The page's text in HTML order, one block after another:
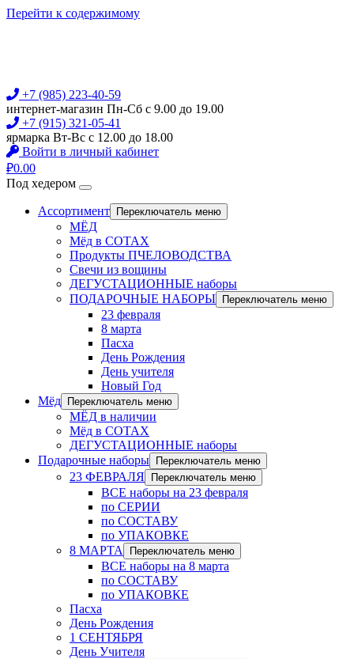
Перейти к содержимому
+7 (985) 223-40-59
интернет-магазин Пн-Сб с 9.00 до 19.00
+7 (915) 321-05-41
ярмарка Вт-Вс с 12.00 до 18.00
Войти в личный кабинет
₽0.00
Под хедером
Ассортимент Переключатель меню
МЁД
Мёд в СОТАХ
Продукты ПЧЕЛОВОДСТВА
Свечи из вощины
ДЕГУСТАЦИОННЫЕ наборы
ПОДАРОЧНЫЕ НАБОРЫ
Переключатель меню
23 февраля
8 марта
Пасха
День Рождения
День учителя
Новый Год
Мёд
Переключатель меню
МЁД в наличии
Мёд в СОТАХ
ДЕГУСТАЦИОННЫЕ наборы
Подарочные наборы
Переключатель меню
23 ФЕВРАЛЯ Переключатель меню
ВСЕ наборы на 23 февраля
по СЕРИИ
по СОСТАВУ
по УПАКОВКЕ
8 МАРТА
Переключатель меню
ВСЕ наборы на 8 марта
по СОСТАВУ
по УПАКОВКЕ
Пасха
День Рождения
1 СЕНТЯБРЯ
День Учителя